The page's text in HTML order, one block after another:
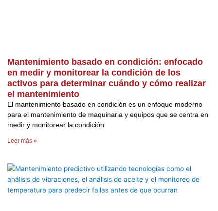
Mantenimiento basado en condición: enfocado
en medir y monitorear la condición de los
activos para determinar cuándo y cómo realizar
el mantenimiento
El mantenimiento basado en condición es un enfoque moderno
para el mantenimiento de maquinaria y equipos que se centra en
medir y monitorear la condición
Leer más »